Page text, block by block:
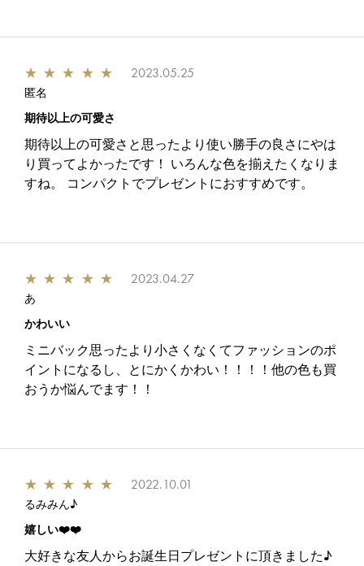
★ ★ ★ ★ ★ 2023.05.25
匿名
期待以上の可愛さ
期待以上の可愛さと思ったより使い勝手の良さにやは
り買ってよかったです！ いろんな色を揃えたくなりま
すね。 コンパクトでプレゼントにおすすめです。
★ ★ ★ ★ ★ 2023.04.27
あ
かわいい
ミニバック思ったより小さくなくてファッションのポ
イントになるし、とにかくかわい！！！！他の色も買
おうか悩んでます！！
★ ★ ★ ★ ★ 2022.10.01
るみみん♪
嬉しい❤️❤️
大好きな友人からお誕生日プレゼントに頂きました♪